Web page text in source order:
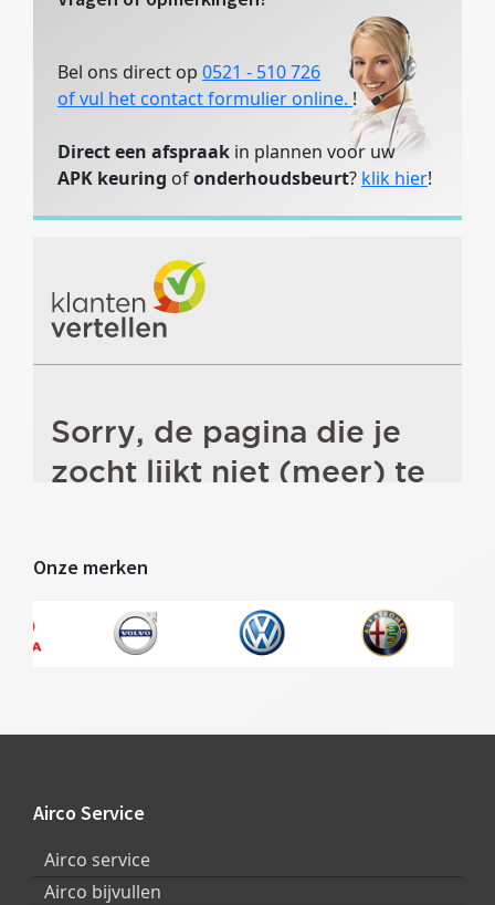
Bel ons direct op 0521 - 510 726
of vul het contact formulier online. !
Direct een afspraak in plannen voor uw
APK keuring ofonderhoudsbeurt? klik hier!
Onze merken
Footer
Airco Service
Airco service
Airco bijvullen